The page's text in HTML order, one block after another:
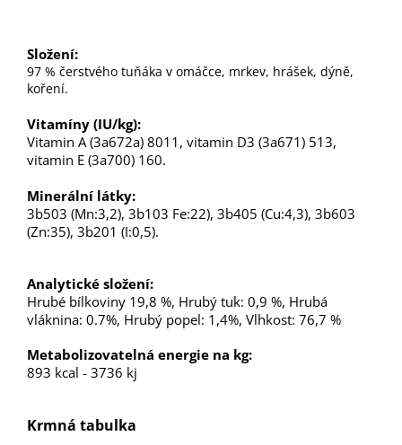
Složení:
97 % čerstvého tuňáka v omáčce, mrkev, hrášek, dýně,
koření.
Vitamíny (IU/kg):
Vitamin A (3a672a) 8011, vitamin D3 (3a671) 513,
vitamin E (3a700) 160.
Minerální látky:
3b503 (Mn:3,2), 3b103 Fe:22), 3b405 (Cu:4,3), 3b603
(Zn:35), 3b201 (I:0,5).
Analytické složení:
Hrubé bílkoviny 19,8 %, Hrubý tuk: 0,9 %, Hrubá
vláknina: 0.7%, Hrubý popel: 1,4%, Vlhkost: 76,7 %
Metabolizovatelná energie na kg:
893 kcal - 3736 kj
Krmná tabulka